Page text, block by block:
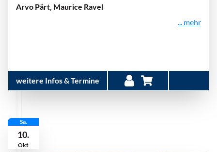
Arvo Pärt, Maurice Ravel
... mehr
weitere Infos & Termine
Sa.
10.
Okt